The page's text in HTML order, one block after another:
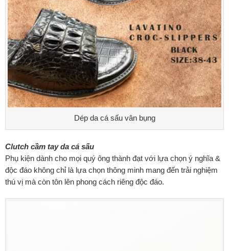
Dép da cá sấu vân bụng
Clutch cầm tay da cá sấu
Phụ kiện dành cho mọi quý ông thành đạt với lựa chọn ý nghĩa &
độc đáo không chỉ là lựa chọn thông minh mang đến trải nghiệm
thú vị mà còn tôn lên phong cách riêng độc đáo.